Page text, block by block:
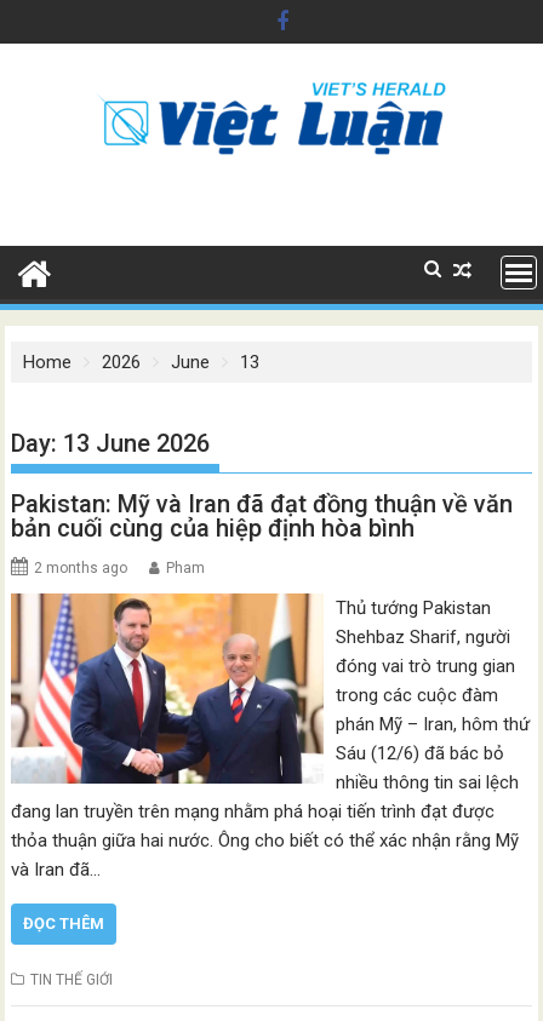
to
Home 2026 June 13
Day: 13 June 2026
Pakistan: Mỹ và Iran đã đạt đồng thuận về văn
bản cuối cùng của hiệp định hòa bình
2 months ago Pham
Thủ tướng Pakistan
Shehbaz Sharif, người
đóng vai trò trung gian
trong các cuộc đàm
phán Mỹ – Iran, hôm thứ
Sáu (12/6) đã bác bỏ
nhiều thông tin sai lệch
đang lan truyền trên mạng nhằm phá hoại tiến trình đạt được
thỏa thuận giữa hai nước. Ông cho biết có thể xác nhận rằng Mỹ
và Iran đã…
ĐỌC THÊM
TIN THẾ GIỚI